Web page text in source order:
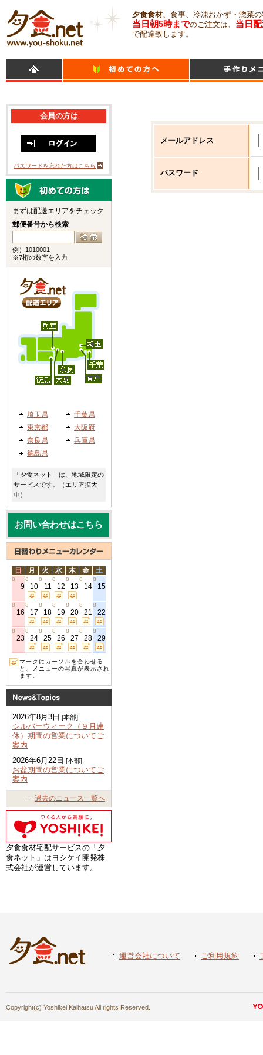
夕食食材、食事、冷凍おかず・惣菜
当日朝5時までのご注文は、 当日
で配達致します。
メールアドレス
パスワード
会員の方は
パスワードを忘れた方はこちら
まずは配送エリアをチェック
郵便番号から検索
例）1010001
※7桁の数字を入力
埼玉県
千葉県
東京都
大阪府
奈良県
兵庫県
徳島県
「夕食ネット」は、地域限定の
サービスです。（エリア拡大
中）
お問い合わせはこちら
日 月 火 水 木 金 土
8
9
8
10
8
11
8
12
8
13
8
14
8
15
8
16
8
17
8
18
8
19
8
20
8
21
8
22
8
23
8
24
8
25
8
26
8
27
8
28
8
29
マークにカーソルを合わせる
と、メニューの写真が表示され
ます。
2026年8月3日 [本部]
シルバーウィーク（９月連
休）期間の営業についてご
案内
2026年6月22日 [本部]
お盆期間の営業についてご
案内
過去のニュース一覧へ
夕食食材宅配サービスの「夕
食ネット」はヨシケイ開発株
式会社が運営しています。
運営会社について ご利用規約
Copyright(c) Yoshikei Kaihatsu All rights Reserved.